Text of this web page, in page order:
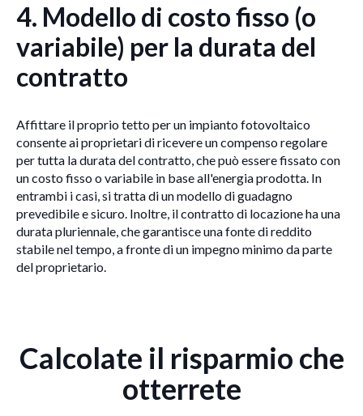
4. Modello di costo fisso (o
variabile) per la durata del
contratto
Affittare il proprio tetto per un impianto fotovoltaico
consente ai proprietari di ricevere un compenso regolare
per tutta la durata del contratto, che può essere fissato con
un costo fisso o variabile in base all'energia prodotta. In
entrambi i casi, si tratta di un modello di guadagno
prevedibile e sicuro. Inoltre, il contratto di locazione ha una
durata pluriennale, che garantisce una fonte di reddito
stabile nel tempo, a fronte di un impegno minimo da parte
del proprietario.
Calcolate il risparmio che
otterrete